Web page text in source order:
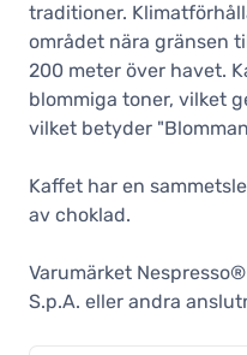
traditioner.
området nära gränsen
200 meter över havet.
blommiga toner, vilket
vilket betyder
Kaffet har en
av choklad.
Varumärket
S.p.A. eller andra